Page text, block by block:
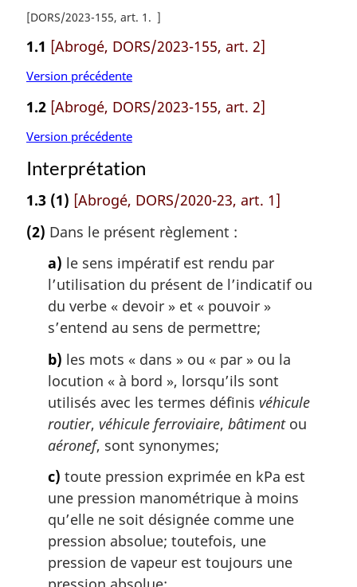
a
a
r
f
r
e
n
c
d
l
[DORS/2023-155, art. 1 ]
1.1 [Abrogé, DORS/2023-155, art. 2]
Version précédente
1.2 [Abrogé, DORS/2023-155, art. 2]
Version précédente
Interprétation
1.3 (1) [Abrogé, DORS/2020-23, art. 1]
(2) Dans le présent règlement :
a) le sens impératif est rendu par
l’utilisation du présent de l’indicatif ou
du verbe « devoir » et « pouvoir »
s’entend au sens de permettre;
b) les mots « dans » ou « par » ou la
locution « à bord », lorsqu’ils sont
utilisés avec les termes définis véhicule
routier, véhicule ferroviaire, bâtimentou
aéronef, sont synonymes;
c) toute pression exprimée en kPa est
une pression manométrique à moins
qu’elle ne soit désignée comme une
pression absolue; toutefois, une
pression de vapeur est toujours une